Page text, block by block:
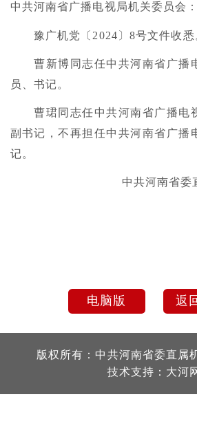
中共河南省广播电视局机关委员会：
豫广机党〔2024〕8号文件收悉
曹新博同志任中共河南省广播
员、书记。
曹珺同志任中共河南省广播电
副书记，不再担任中共河南省广播
记。
中共河南省委
电脑版 返
版权所有：中共河南省委直属
技术支持： 大河